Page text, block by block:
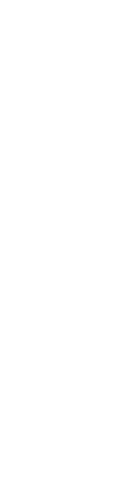
richtige
Acker und
Balkon und
(ZH) sind wir
arbeiten nach
und
Ausland
Saatgut
aus
biologischer